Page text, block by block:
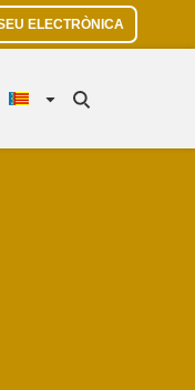
ELECTRÒNICA